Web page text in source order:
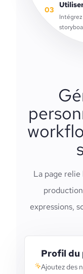
03
La page relie
expressions,
Profil du
Ajoutez des